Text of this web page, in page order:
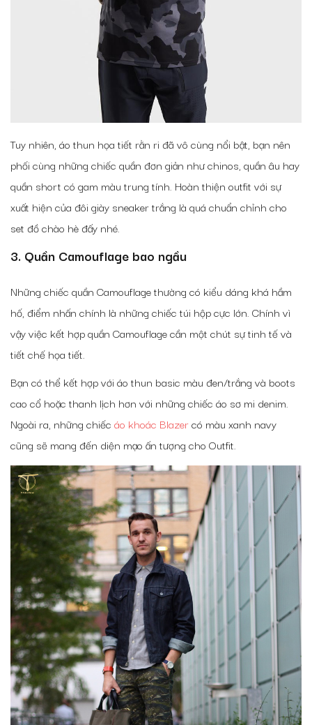
Tuy nhiên, áo thun họa tiết rằn ri đã vô cùng nổi bật, bạn nên
phối cùng những chiếc quần đơn giản như chinos, quần âu hay
quần short có gam màu trung tính. Hoàn thiện outfit với sự
xuất hiện của đôi giày sneaker trắng là quá chuẩn chỉnh cho
set đồ chào hè đấy nhé.
3. Quần Camouflage bao ngầu
Những chiếc quần Camouflage thường có kiểu dáng khá hầm
hố, điểm nhấn chính là những chiếc túi hộp cực lớn. Chính vì
vậy việc kết hợp quần Camouflage cần một chút sự tinh tế và
tiết chế họa tiết.
Bạn có thể kết hợp với áo thun basic màu đen/trắng và boots
cao cổ hoặc thanh lịch hơn với những chiếc áo sơ mi denim.
Ngoài ra, những chiếc áo khoác Blazercó màu xanh navy
cũng sẽ mang đến diện mạo ấn tượng cho Outfit.